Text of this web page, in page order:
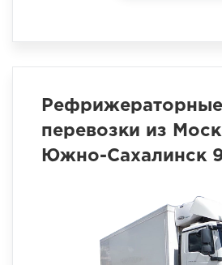
Рефрижераторные
перевозки из
Южно-Сахалинск